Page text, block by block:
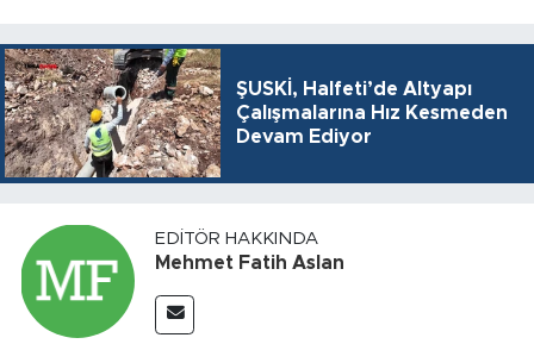
ŞUSKİ, Halfeti’de Altyapı
Çalışmalarına Hız Kesmeden
Devam Ediyor
EDITÖR HAKKINDA
Mehmet Fatih Aslan